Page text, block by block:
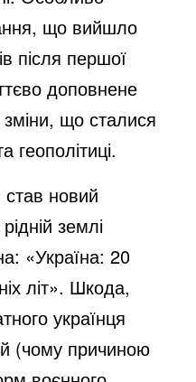
що вийшло
після першої
доповнене
що сталися
геополітиці.
новий
землі
«Україна: 20
літ». Шкода,
українця
(чому причиною